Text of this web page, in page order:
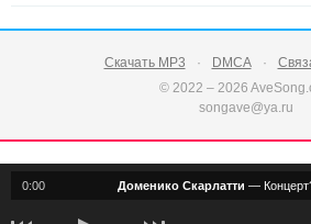
Скачать MP3 DMCA
© 2022 – 2026
songave@ya.ru
0:00 Доменико Скарлатти —